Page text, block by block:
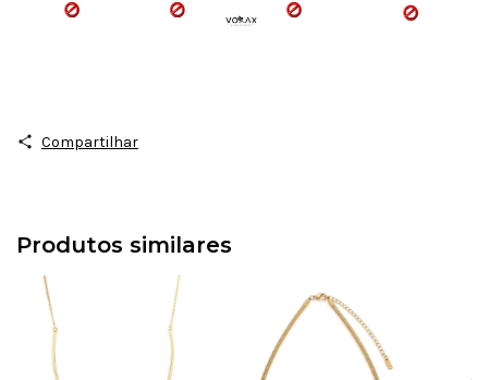
Compartilhar
Produtos similares